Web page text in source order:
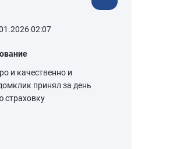
02:07
и качественно и
принял за день
страховку